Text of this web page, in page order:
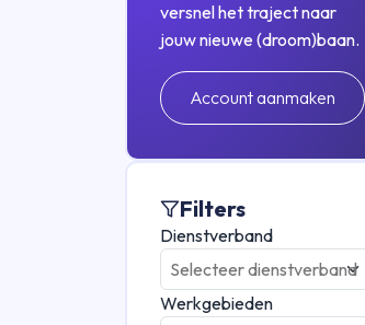
versnel het traject naar
jouw nieuwe (droom)baan.
Account aanmaken
Filters
Dienstverband
Werkgebieden